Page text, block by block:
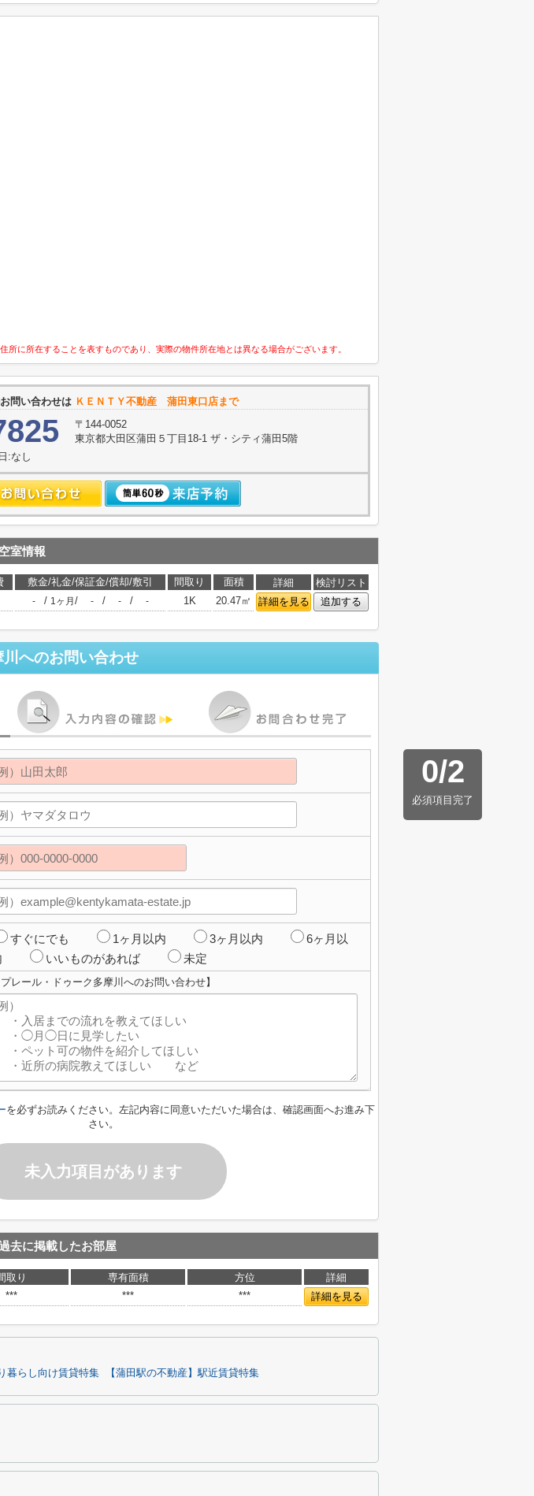
に所在することを表すものであり、実際の物件所在地とは異なる場合がございます。
問い合わせは ＫＥＮＴＹ不動産 蒲田東口店まで
〒144-0052
東京都大田区蒲田５丁目18-1 ザ・シティ蒲田5階
:なし
室情報
敷金/礼金/保証金/償却/敷引 間取り 面積 詳細
検討リスト
- / 1ヶ月 / - / - / - 1K 20.47㎡ 詳細を見る 追加する
へのお問い合わせ
0/2
必須項目完了
すぐにでも 1ヶ月以内 3ヶ月以内
6ヶ月以
いいものがあれば 未定
プレール・ドゥーク多摩川へのお問い合わせ】
を必ずお読みください。左記内容に同意いただいた場合は、確認画面へお進み下
さい。
未入力項目があります
去に掲載したお部屋
取り 専有面積 方位
詳細
*** *** *** 詳細を見る
暮らし向け賃貸特集 【蒲田駅の不動産】駅近賃貸特集